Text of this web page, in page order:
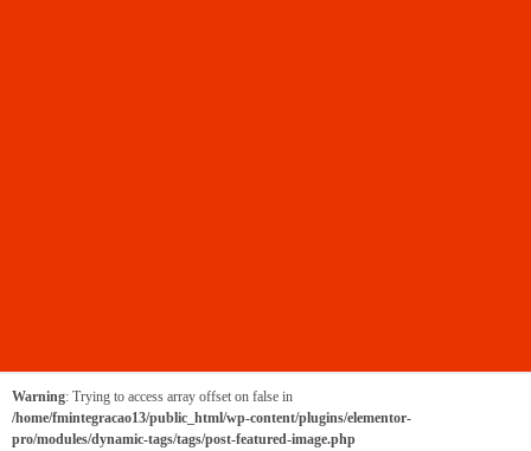
Warning: Trying to access array offset on false in
/home/fmintegracao13/public_html/wp-content/plugins/elementor-
pro/modules/dynamic-tags/tags/post-featured-image.php